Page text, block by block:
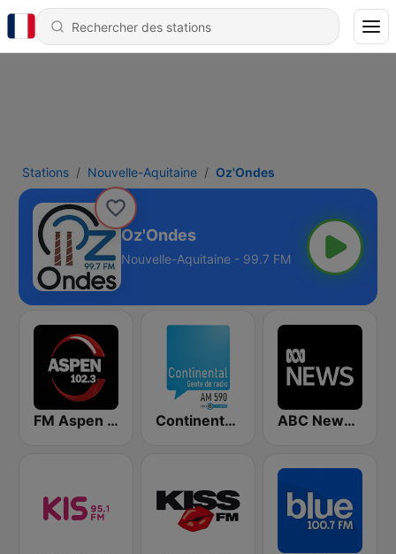
Stations Nouvelle-Aquitaine Oz'Ondes
Oz'Ondes
Nouvelle-Aquitaine - 99.7 FM
FM Aspen 102.3 Continental 590 AM ABC News Radio